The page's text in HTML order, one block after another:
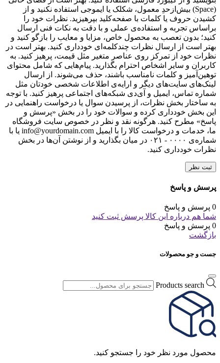
(Space) بیش‌از‌حدِ معمول، شکلک یا ایموجی استفاده نکنید و از
کشیدن حروف یا کلمات با صفحه‌کلید بپرهیزید. نظرات خود را
براساس تجربه و استفاده‌ی عملی و با دقت به نکات فنی ارسال
کنید؛ بدون تعصب به محصول خاص، مزایا و معایب را بازگو کنید و
بهتر است از ارسال نظرات چندکلمه‌‌ای خودداری کنید. بهتر است در
نظرات خود از تمرکز روی عناصر متغیر مثل قیمت، پرهیز کنید. به
کاربران و سایر اشخاص احترام بگذارید. پیام‌هایی که شامل محتوای
توهین‌آمیز و کلمات نامناسب باشند، حذف می‌شوند. از ارسال
لینک‌های سایت‌های دیگر و ارایه‌ی اطلاعات شخصی خودتان مثل
شماره تماس، ایمیل و آی‌دی شبکه‌های اجتماعی پرهیز کنید. با توجه
به ساختار بخش نظرات، از پرسیدن سوال یا درخواست راهنمایی در
این بخش خودداری کرده و سوالات خود را در بخش «پرسش و
پاسخ» مطرح کنید. هرگونه نقد و نظر در خصوص سایت فروشگاه
ما، خدمات و درخواست کالا را با ایمیل info@yourdomain.com یا با
شماره‌ی ۰۰۰۰ - ۰۲۱ در میان بگذارید و از نوشتن آن‌ها در بخش
نظرات خودداری کنید.
ثبت نظر
پرسش و پاسخ
0 پرسش و پاسخ
شما هم درباره این کالا پرسش ثبت کنید
0 پرسش و پاسخ
بازگشت
جست و جو محصولات
Products search
محصول مورد نظر خود را جستجو کنید.